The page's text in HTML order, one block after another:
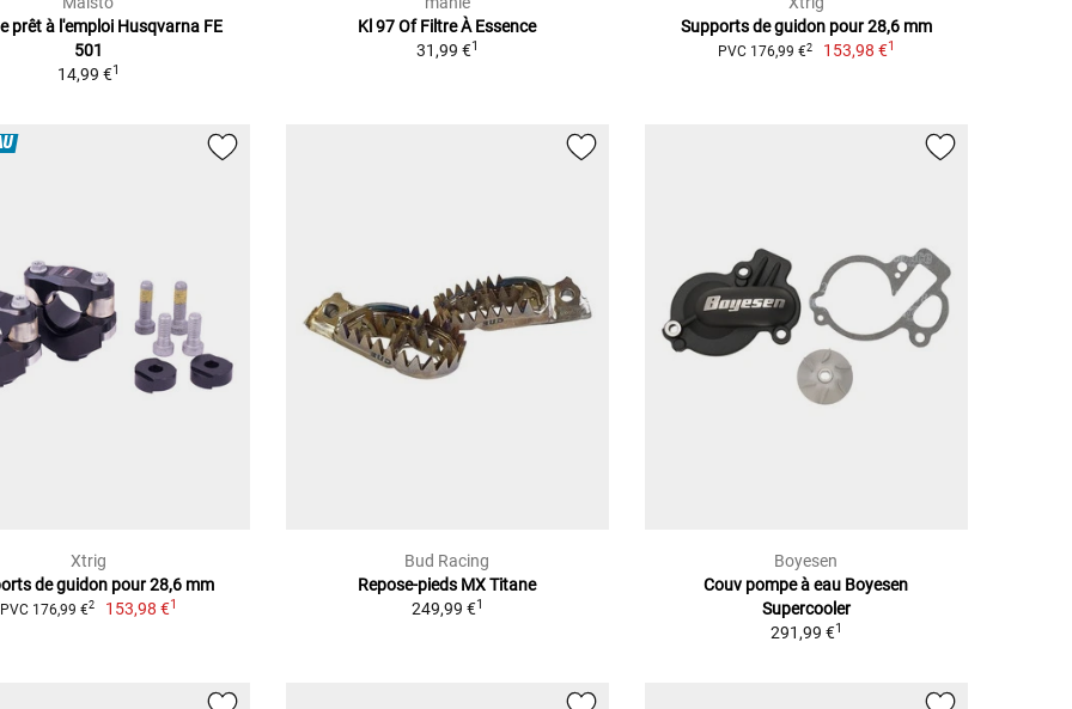
prêt à l'emploi Husqvarna FE
501
14,99 €1
Kl 97 Of Filtre À Essence
31,99 €1
Supports de guidon pour 28,6 mm
PVC 176,99 €2 153,98 €1
Xtrig
de guidon pour 28,6 mm
PVC 176,99 €2 153,98 €1
Bud Racing
Repose-pieds MX Titane
249,99 €1
Boyesen
Couv pompe à eau Boyesen
Supercooler
291,99 €1